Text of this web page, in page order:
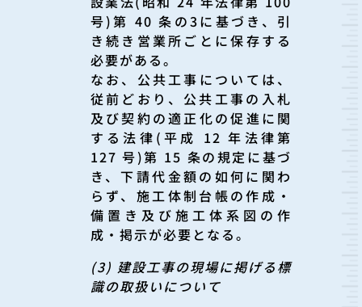
号)第 40 条の3に基づき、引
き続き営業所ごとに保存する
必要がある。
なお、公共工事については、
従前どおり、公共工事の入札
及び契約の適正化の促進に関
する法律(平成 12 年法律第
127 号)第 15 条の規定に基づ
き、下請代金額の如何に関わ
らず、施工体制台帳の作成・
備置き及び施工体系図の作
成・掲示が必要となる。
(3) 建設工事の現場に掲げる標
識の取扱いについて